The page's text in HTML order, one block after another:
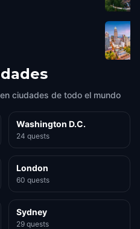
ciudades de todo el mundo
Washington D.C.
24 quests
London
60 quests
Sydney
29 quests